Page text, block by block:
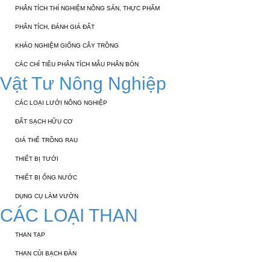
PHÂN TÍCH THÍ NGHIỆM NÔNG SẢN, THỰC PHẨM
PHÂN TÍCH, ĐÁNH GIÁ ĐẤT
KHẢO NGHIỆM GIỐNG CÂY TRỒNG
CÁC CHỈ TIÊU PHÂN TÍCH MẪU PHÂN BÓN
Vật Tư Nông Nghiệp
CÁC LOẠI LƯỚI NÔNG NGHIỆP
ĐẤT SẠCH HỮU CƠ
GIÁ THỂ TRỒNG RAU
THIẾT BỊ TƯỚI
THIẾT BỊ ỐNG NƯỚC
DỤNG CỤ LÀM VƯỜN
CÁC LOẠI THAN
THAN TẠP
THAN CỦI BẠCH ĐÀN